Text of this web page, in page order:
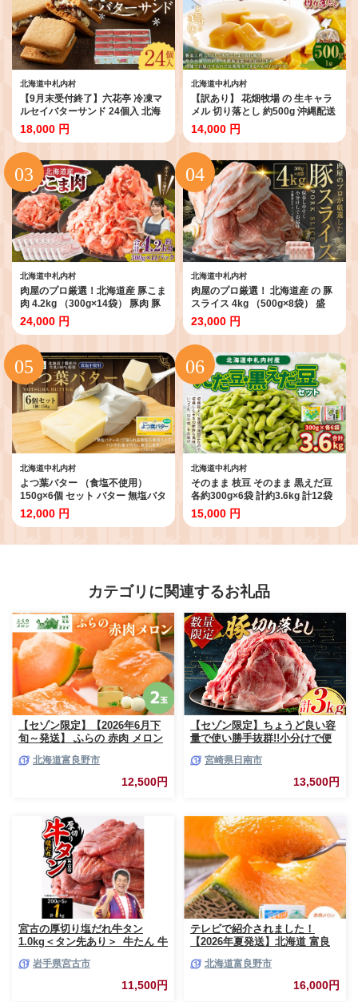
北海道中札内村
【9月末受付終了】六花亭 冷凍マ
ルセイバターサンド 24個入 北海
道 中札内村 スイーツ お菓子 マル
セイ バターサンド レーズンサン
ド 洋菓子 お取り寄せ ギフト プレ
ゼント 贈り物 お土産 冷凍 [023-
0013x1]
18,000 円
北海道中札内村
【訳あり】 花畑牧場 の 生キャラ
メル 切り落とし 約500g 沖縄配送
可 洋菓子 お菓子 スイーツ キャラ
メル おやつ 訳アリ わけあり 冷凍
長期保存 十勝 北海道 中札内村
[P1-14C]
14,000 円
北海道中札内村
肉屋のプロ厳選！北海道産 豚こま
肉 4.2kg （300g×14袋） 豚肉 豚
ぶた肉 豚こま切れ 小分け 小間 コ
マ 冷凍 大容量 細切れ 炒め物 生活
応援 中札内村【1～2か月以内に
順次発送】[007-0004x7]
24,000 円
北海道中札内村
肉屋のプロ厳選！ 北海道産 の 豚
スライス 4kg （500g×8袋） 盛
り！！ 小分け 肉じゃが 豚丼 豚肉
スライス ぶた肉 国産 冷凍 おかず
【1～2か月以内に順次発送】
[007-0257x3]
23,000 円
北海道中札内村
よつ葉バター （食塩不使用）
150g×6個 セット バター 無塩バタ
ー 無塩 乳製品 冷蔵 [009-0165]
12,000 円
北海道中札内村
そのまま 枝豆 そのまま 黒えだ豆
各約300g×6袋 計約3.6kg 計12袋
黒枝豆 黒 えだ豆 えだまめ 食べ比
べ 2種 おつまみ お酒 ビール 晩酌
4C]
15,000 円
カテゴリに関連するお礼品
【セゾン限定】【2026年6月下
旬～発送】 ふらの 赤肉 メロン
市 (相馬農園) メロン フルーツ
果物 新鮮 甘い 贈り物 ギフト
道産 ジューシー おやつ ふらの
北海道富良野市
12,500円
【セゾン限定】ちょうど良い容
量で使い勝手抜群!!小分けで便
3kg お肉 豚肉 ポーク 国産 小分
け 真空パック 個包装 万能食材
おすすめ おかず 食品 炒め物 お
ぶ 焼肉 お祝い 記念日 ギフト
贈り物 贈答 プレゼント おすそ
分け 宮崎県 日南市 送料無料
_BCV1-24
宮崎県日南市
13,500円
宮古の厚切り塩だれ牛タン
1.0kg＜タン先あり＞_牛たん 牛
厚切り牛タン【1181948】
岩手県宮古市
11,500円
テレビで紹介されました！
【2026年夏発送】北海道 富良
上 大玉サイズ メロン
北海道富良野市
16,000円